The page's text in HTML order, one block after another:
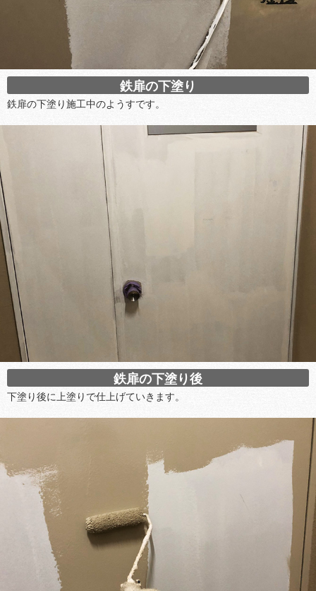
鉄扉の下塗り
鉄扉の下塗り施工中のようすです。
鉄扉の下塗り後
下塗り後に上塗りで仕上げていきます。